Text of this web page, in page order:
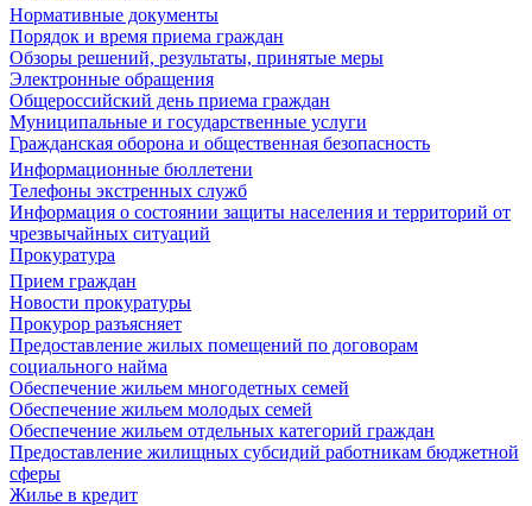
Нормативные документы
Порядок и время приема граждан
Обзоры решений, результаты, принятые меры
Электронные обращения
Общероссийский день приема граждан
Муниципальные и государственные услуги
Гражданская оборона и общественная безопасность
Информационные бюллетени
Телефоны экстренных служб
Информация о состоянии защиты населения и территорий от
чрезвычайных ситуаций
Прокуратура
Прием граждан
Новости прокуратуры
Прокурор разъясняет
Предоставление жилых помещений по договорам
социального найма
Обеспечение жильем многодетных семей
Обеспечение жильем молодых семей
Обеспечение жильем отдельных категорий граждан
Предоставление жилищных субсидий работникам бюджетной
сферы
Жилье в кредит